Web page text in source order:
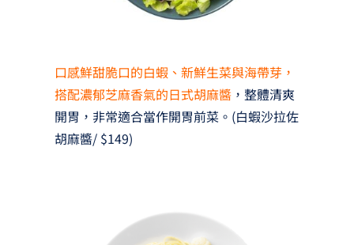
口感鮮甜脆口的白蝦、新鮮生菜與海帶芽，
搭配濃郁芝麻香氣的日式胡麻醬，整體清爽
開胃，非常適合當作開胃前菜。(白蝦沙拉佐
胡麻醬/ $149)